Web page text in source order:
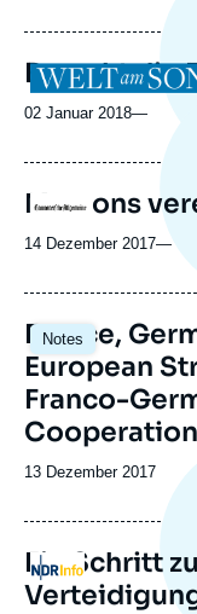
publication
Logo
Braucht die
02 Januar 2018—
Logo
Macrons
14 Dezember 2017—
Notes
Image
principale
France,
European
Franco-
Date
publication
13 Dezember 2017
Logo
Ein Schritt